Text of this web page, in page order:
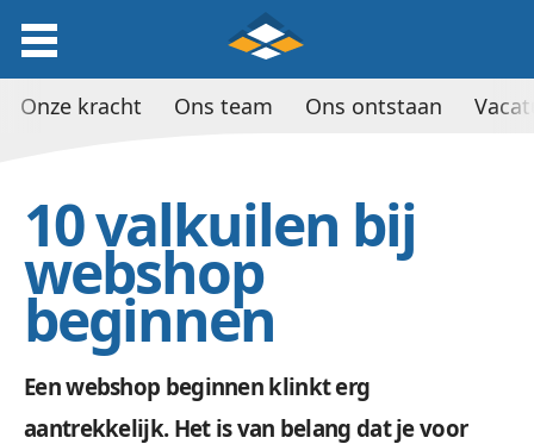
10 valkuilen bij
webshop
beginnen
Een webshop beginnen klinkt erg
aantrekkelijk. Het is van belang dat je voor
Onze kracht Ons team Ons ontstaan